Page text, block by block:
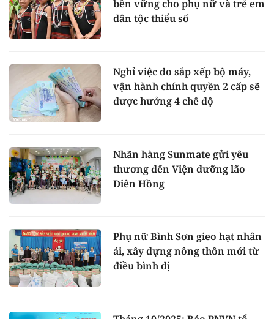
bền vững cho phụ nữ và trẻ em
dân tộc thiểu số
Nghỉ việc do sắp xếp bộ máy,
vận hành chính quyền 2 cấp sẽ
được hưởng 4 chế độ
Nhãn hàng Sunmate gửi yêu
thương đến Viện dưỡng lão
Diên Hồng
Phụ nữ Bình Sơn gieo hạt nhân
ái, xây dựng nông thôn mới từ
điều bình dị